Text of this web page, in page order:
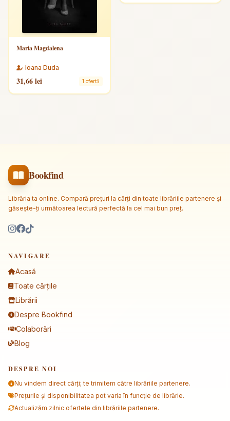
Maria Magdalena
Ioana Duda
31,66 lei 1 ofertă
Bookfind
Librăria ta online. Compară prețuri la cărți din toate librăriile partenere și
găsește-ți următoarea lectură perfectă la cel mai bun preț.
NAVIGARE
Acasă
Toate cărțile
Librării
Despre Bookfind
Colaborări
Blog
DESPRE NOI
Nu vindem direct cărți; te trimitem către librăriile partenere.
Prețurile și disponibilitatea pot varia în funcție de librărie.
Actualizăm zilnic ofertele din librăriile partenere.